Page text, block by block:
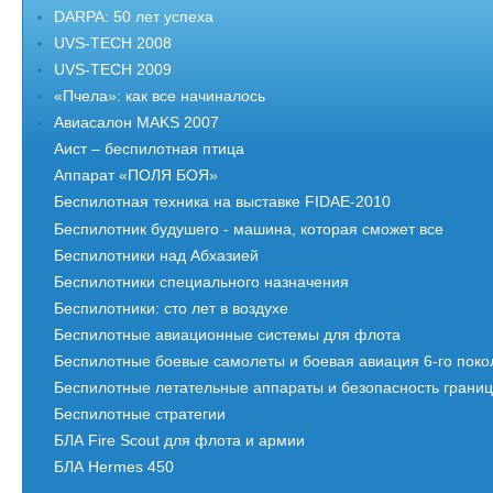
DARPA: 50 лет успеха
UVS-TECH 2008
UVS-TECH 2009
«Пчела»: как все начиналось
Авиасалон MAKS 2007
Аист – беспилотная птица
Аппарат «ПОЛЯ БОЯ»
Беспилотная техника на выставке FIDAE-2010
Беспилотник будушего - машина, которая сможет все
Беспилотники над Абхазией
Беспилотники специального назначения
Беспилотники: сто лет в воздухе
Беспилотные авиационные системы для флота
Беспилотные боевые самолеты и боевая авиация 6-го
Беспилотные летательные аппараты и безопасность границ
Беспилотные стратегии
БЛА Fire Scout для флота и армии
БЛА Hermes 450